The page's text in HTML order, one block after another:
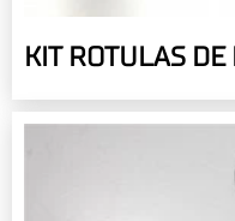
KIT ROTULAS DE